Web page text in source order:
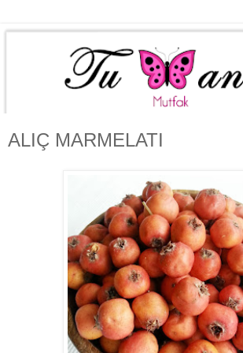
ALIÇ MARMELATI